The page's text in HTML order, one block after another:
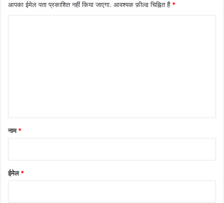
आपका ईमेल पता प्रकाशित नहीं किया जाएगा. आवश्यक फ़ील्ड चिह्नित हैं *
नाम*
ईमेल*